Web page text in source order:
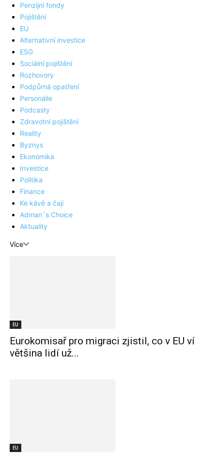
Penzijní fondy
Pojištění
EU
Alternativní investice
ESG
Sociální pojištění
Rozhovory
Podpůrná opatření
Personálie
Podcasty
Zdravotní pojištění
Reality
Byznys
Ekonomika
Investice
Politika
Finance
Ke kávě a čaji
Adman´s Choice
Aktuality
Více
EU
Eurokomisař pro migraci zjistil, co v EU ví
většina lidí už...
EU